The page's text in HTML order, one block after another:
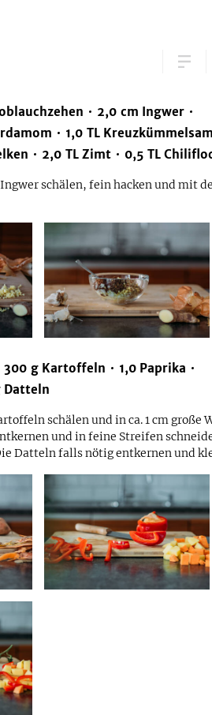
2,0 cm Ingwer
1,0 TL
2,0 TL Zimt 0,5 TL
schälen, fein hacken und mit
300 g Kartoffeln 1,0 Paprika
Datteln
schälen und in ca. 1 cm große
und in feine Streifen
Datteln falls nötig entkernen und